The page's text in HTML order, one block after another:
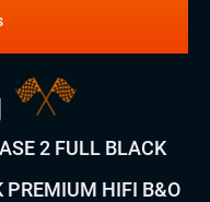
2 FULL BLACK
PREMIUM HIFI B&O